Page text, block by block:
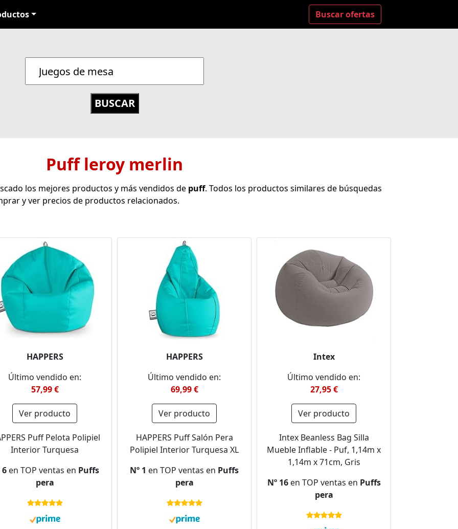
Buscar ofertas
Puff leroy merlin
los mejores productos y más vendidos de puff. Todos los productos similares de búsquedas
y ver precios de productos relacionados.
HAPPERS
Último vendido en:
57,99 €
Ver producto
Puff Pelota Polipiel
Interior Turquesa
6 en TOP ventas en Puffs
pera
HAPPERS
Último vendido en:
69,99 €
Ver producto
HAPPERS Puff Salón Pera
Polipiel Interior Turquesa XL
Nº 1 en TOP ventas en Puffs
pera
Intex
Último vendido en:
27,95 €
Ver producto
Intex Beanless Bag Silla
Mueble Inflable - Puf, 1,14m x
1,14m x 71cm, Gris
Nº 16en TOP ventas en Puffs
pera